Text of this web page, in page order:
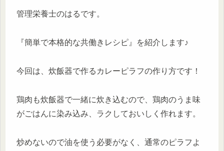
管理栄養士のはるです。
『簡単で本格的な共働きレシピ』を紹介します♪
今回は、炊飯器で作るカレーピラフの作り方です！
鶏肉も炊飯器で一緒に炊き込むので、鶏肉のうま味
がごはんに染み込み、ラクしておいしく作れます。
炒めないので油を使う必要がなく、通常のピラフよ